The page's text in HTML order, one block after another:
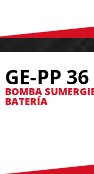
GE-PP
BOMBA
BATERÍA